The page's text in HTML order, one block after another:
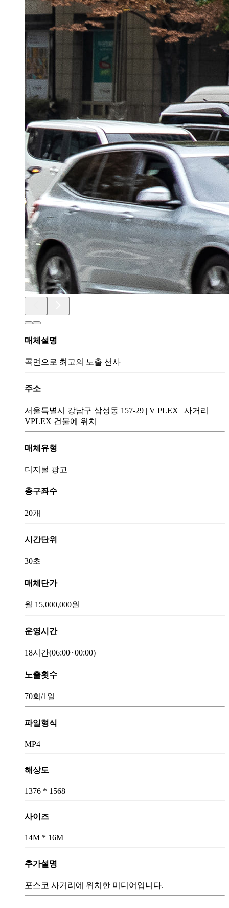
매체설명
곡면으로 최고의 노출 선사
주소
서울특별시 강남구 삼성동 157-29 | V PLEX | 사거리
VPLEX 건물에 위치
매체유형
디지털 광고
총구좌수
20개
시간단위
30초
매체단가
월 15,000,000원
운영시간
18시간(06:00~00:00)
노출횟수
70회 /1일
파일형식
MP4
해상도
1376 * 1568
사이즈
14M * 16M
추가설명
포스코 사거리에 위치한 미디어입니다.